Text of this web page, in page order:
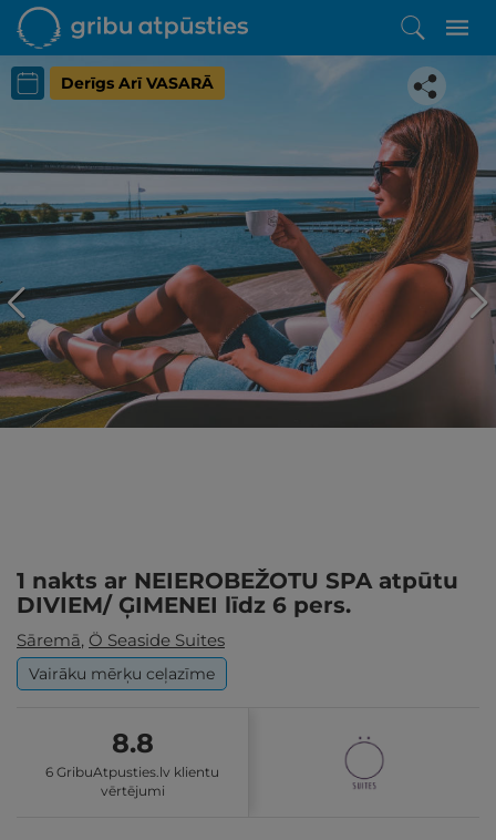
Derīgs Arī VASARĀ
Iepatikās šis piedāvājums?
Līdz brīnišķīgai atpūtai atlikuši tikai daži soļi
PĒRKU
1 nakts ar NEIEROBEŽOTU SPA atpūtu
DIVIEM/ ĢIMENEI līdz 6 pers.
Sāremā, Ö Seaside Suites
Vairāku mērķu ceļazīme
8.8
6 GribuAtpusties.lv klientu
vērtējumi